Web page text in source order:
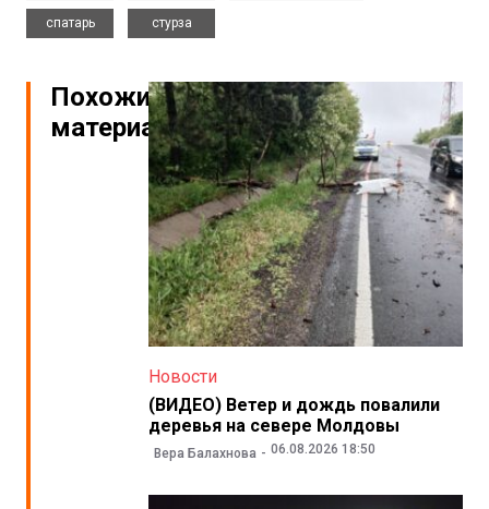
спатарь
стурза
Похожие
материалы
Новости
(ВИДЕО) Ветер и дождь повалили
деревья на севере Молдовы
Вера Балахнова 06.08.2026 18:50